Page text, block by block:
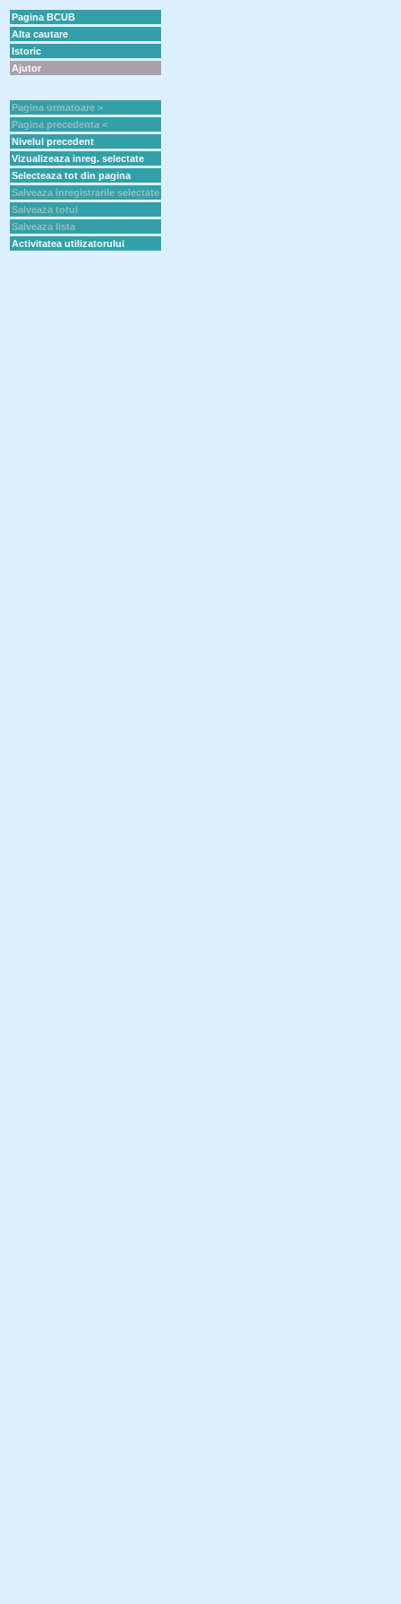
Pagina BCUB
Alta cautare
Istoric
Ajutor
Pagina urmatoare >
Pagina precedenta <
Nivelul precedent
Vizualizeaza inreg. selectate
Selecteaza tot din pagina
Salveaza inregistrarile selectate
Salveaza totul
Salveaza lista
Activitatea utilizatorului